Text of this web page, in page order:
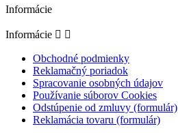
Informácie
Informácie  
Obchodné podmienky
Reklamačný poriadok
Spracovanie osobných údajov
Používanie súborov Cookies
Odstúpenie od zmluvy (formulár)
Reklamácia tovaru (formulár)